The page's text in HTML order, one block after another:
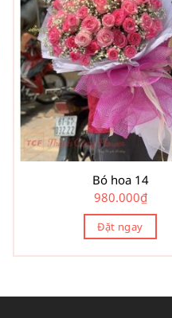
Bó hoa 14
980.000₫
Đặt ngay